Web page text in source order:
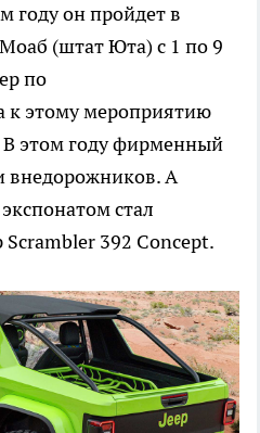
году он пройдет в
(штат Юта) с 1 по 9
по
к этому мероприятию
этом году фирменный
внедорожников. А
стал
392 Concept.